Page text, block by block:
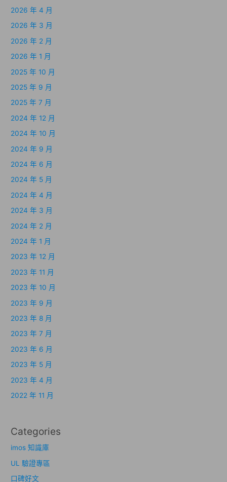
2026 年 4 月
2026 年 3 月
2026 年 2 月
2026 年 1 月
2025 年 10 月
2025 年 9 月
2025 年 7 月
2024 年 12 月
2024 年 10 月
2024 年 9 月
2024 年 6 月
2024 年 5 月
2024 年 4 月
2024 年 3 月
2024 年 2 月
2024 年 1 月
2023 年 12 月
2023 年 11 月
2023 年 10 月
2023 年 9 月
2023 年 8 月
2023 年 7 月
2023 年 6 月
2023 年 5 月
2023 年 4 月
2022 年 11 月
Categories
imos 知識庫
UL 驗證專區
口碑好文